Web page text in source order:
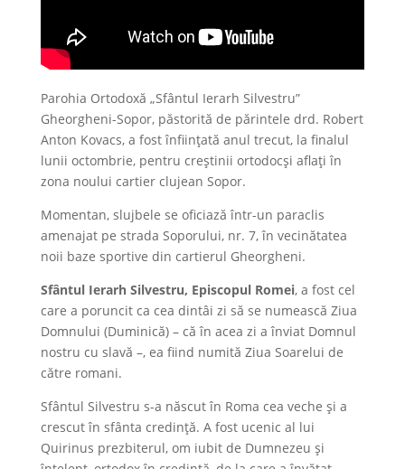
Parohia Ortodoxă „Sfântul Ierarh Silvestru”
Gheorgheni-Sopor, păstorită de părintele drd. Robert
Anton Kovacs, a fost înființată anul trecut, la finalul
lunii octombrie, pentru creștinii ortodocși aflați în
zona noului cartier clujean Sopor.
Momentan, slujbele se oficiază într-un paraclis
amenajat pe strada Soporului, nr. 7, în vecinătatea
noii baze sportive din cartierul Gheorgheni.
Sfântul Ierarh Silvestru, Episcopul Romei, a fost cel
care a poruncit ca cea dintâi zi să se numească Ziua
Domnului (Duminică) – că în acea zi a înviat Domnul
nostru cu slavă –, ea fiind numită Ziua Soarelui de
către romani.
Sfântul Silvestru s-a născut în Roma cea veche şi a
crescut în sfânta credinţă. A fost ucenic al lui
Quirinus prezbiterul, om iubit de Dumnezeu şi